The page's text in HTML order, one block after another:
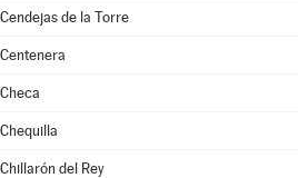
Cendejas de la Torre
Centenera
Checa
Chequilla
Chillarón del Rey